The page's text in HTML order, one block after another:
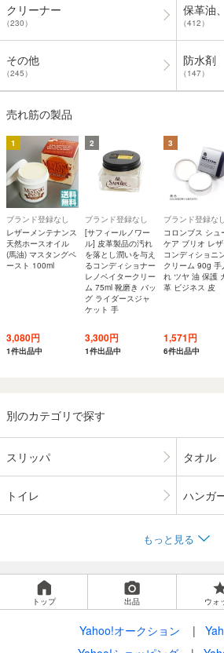
クリーナー
（230）
保革油
（412）
その他
（245）
防水剤
（147）
売れ筋の製品
1
ブランド登録なし
レザーメンテナンス
天然ホースオイル
(馬油) マスタングペ
ースト 100ml
3,080円
1件出品中
2
ブランド登録なし
[サフィールノワー
ル] 皮革製品の汚れ
を落とし潤いを与え
るコンディショナー
レノベイタークリー
ム 75ml 靴磨き バッ
グ ライダースジャ
ケット 手
3,300円
1件出品中
3
ブランド登録なし
コロンブス シュ
ケア ブリオ レ
コンディショニ
クリーム 90g 手
れ ツヤ 油 保護
革 ビジネス 皮
1,571円
6件出品中
別のカテゴリで探す
スリッパ タオル
トイレ ハンガ
もっと見る
トップ 出品 ウォ
Yahoo!オークション